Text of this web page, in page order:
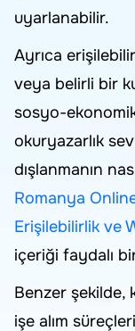
uyarlanabilir.
Ayrıca
veya belirli bir
sosyo-
okuryazarlık
dışlanmanın
Romanya
Erişilebilirlik ve
içeriği faydalı
Benzer şekilde,
işe alım